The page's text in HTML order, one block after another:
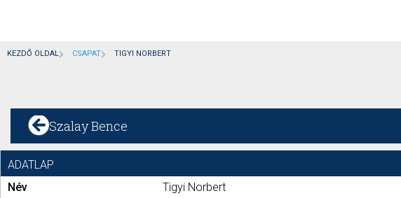
KEZDŐ OLDAL CSAPAT TIGYI NORBERT
Szalay Bence
ADATLAP
Név
Tigyi Norbert